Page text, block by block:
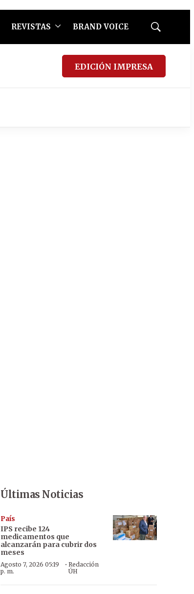
REVISTAS BRAND VOICE
Mostrar
EDICIÓN IMPRESA
Últimas Noticias
País
IPS recibe 124
medicamentos que
alcanzarán para cubrir dos
meses
Agosto 7, 2026 05:19
p. m.
· Redacción
ÚH